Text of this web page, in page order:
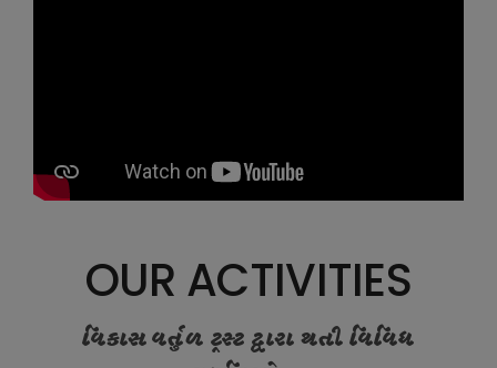
OUR ACTIVITIES
વિકાસ વર્તુળ ટ્રસ્ટ દ્વારા થતી વિવિધ